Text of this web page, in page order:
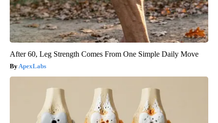
After 60, Leg Strength Comes From One Simple Daily Move
ApexLabs